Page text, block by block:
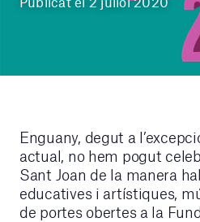
Enguany, degut a
actual, no hem pogut
Sant Joan de la manera
educatives i artístiques,
de portes obertes a la